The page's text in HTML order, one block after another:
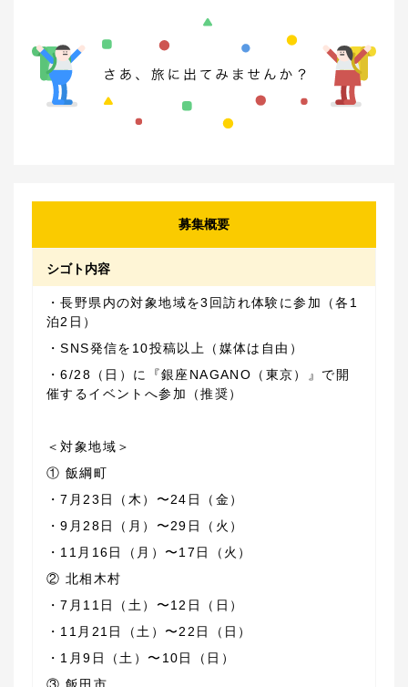
募集概要
シゴト内容
・長野県内の対象地域を3回訪れ体験に参加（各1
・6/28（日）に『銀座NAGANO（東京）』で開